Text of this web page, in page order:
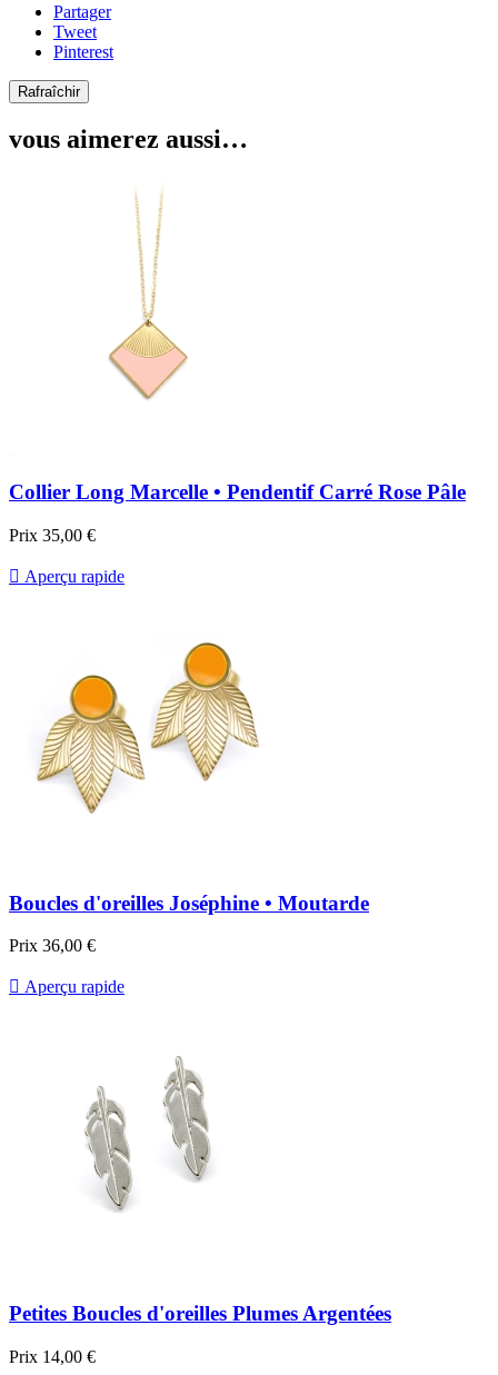
Partager
Tweet
Pinterest
vous aimerez aussi…
Collier Long Marcelle • Pendentif Carré Rose Pâle
Prix 35,00 €
 Aperçu rapide
Boucles d'oreilles Joséphine • Moutarde
Prix 36,00 €
 Aperçu rapide
Petites Boucles d'oreilles Plumes Argentées
Prix 14,00 €